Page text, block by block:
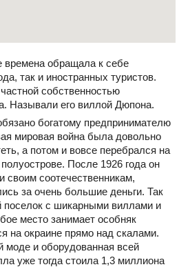
времена обращала к себе
так и иностранных туристов.
собственностью
Называли его виллой Дюпона.
богатому предпринимателю
мировая война была довольно
а потом и вовсе перебрался на
После 1926 года он
своим соотечественникам,
за очень большие деньги. Так
поселок с шикарными виллами и
место занимает особняк
на окраине прямо над скалами.
моде и оборудованная всей
уже тогда стоила 1,3 миллиона